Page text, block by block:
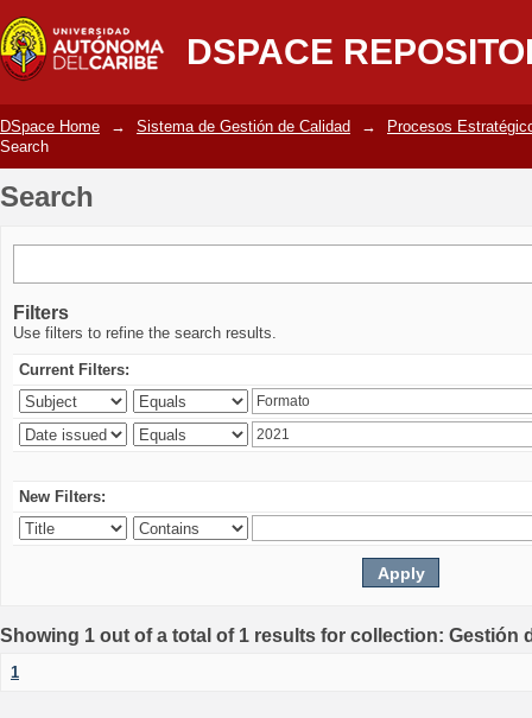
DSPACE
Search
DSpace Home → Sistema de Gestión de Calidad →
Procesos
Search
Search
Filters
Use filters to refine the search results.
Current Filters:
New Filters:
Showing 1 out of a total of 1 results for collection: Gestión
1